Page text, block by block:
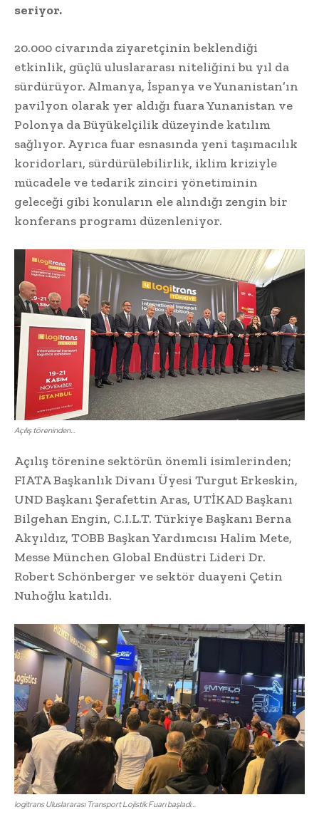
seriyor.
20.000 civarında ziyaretçinin beklendiği
etkinlik, güçlü uluslararası niteliğini bu yıl da
sürdürüyor. Almanya, İspanya ve Yunanistan’ın
pavilyon olarak yer aldığı fuara Yunanistan ve
Polonya da Büyükelçilik düzeyinde katılım
sağlıyor. Ayrıca fuar esnasında yeni taşımacılık
koridorları, sürdürülebilirlik, iklim kriziyle
mücadele ve tedarik zinciri yönetiminin
geleceği gibi konuların ele alındığı zengin bir
konferans programı düzenleniyor.
Açılış töreninden…
Açılış törenine sektörün önemli isimlerinden;
FIATA Başkanlık Divanı Üyesi Turgut Erkeskin,
UND Başkanı Şerafettin Aras, UTİKAD Başkanı
Bilgehan Engin, C.I.L.T. Türkiye Başkanı Berna
Akyıldız, TOBB Başkan Yardımcısı Halim Mete,
Messe München Global Endüstri Lideri Dr.
Robert Schönberger ve sektör duayeni Çetin
Nuhoğlu katıldı.
logitrans Uluslararası Transport Lojistik Fuarı başladı…